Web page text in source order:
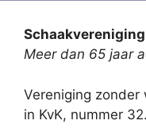
Meer dan 65 jaar
Vereniging zonder
in KvK, nummer